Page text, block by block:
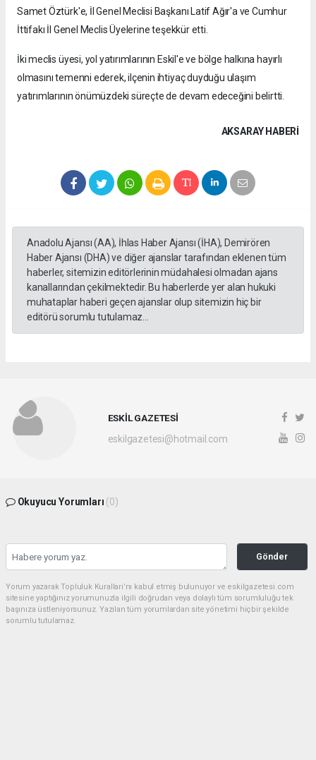
Samet Öztürk'e, İl Genel Meclisi Başkanı Latif Ağır'a ve Cumhur
İttifakı İl Genel Meclis Üyelerine teşekkür etti.
İki meclis üyesi, yol yatırımlarının Eskil'e ve bölge halkına hayırlı
olmasını temenni ederek, ilçenin ihtiyaç duyduğu ulaşım
yatırımlarının önümüzdeki süreçte de devam edeceğini belirtti.
AKSARAY HABERİ
Anadolu Ajansı (AA), İhlas Haber Ajansı (İHA), Demirören
Haber Ajansı (DHA) ve diğer ajanslar tarafından eklenen tüm
haberler, sitemizin editörlerinin müdahalesi olmadan ajans
kanallarından çekilmektedir. Bu haberlerde yer alan hukuki
muhataplar haberi geçen ajanslar olup sitemizin hiç bir
editörü sorumlu tutulamaz...
ESKİL GAZETESİ
eskilgazetesi@hotmail.com
Okuyucu Yorumları (0)
Gönder
Yorum yazarak Topluluk Kuralları’nı kabul etmiş bulunuyor ve eskilgazetesi.com
sitesine yaptığınız yorumunuzla ilgili doğrudan veya dolaylı tüm sorumluluğu tek
başınıza üstleniyorsunuz. Yazılan tüm yorumlardan site yönetimi hiçbir şekilde
sorumlu tutulamaz.